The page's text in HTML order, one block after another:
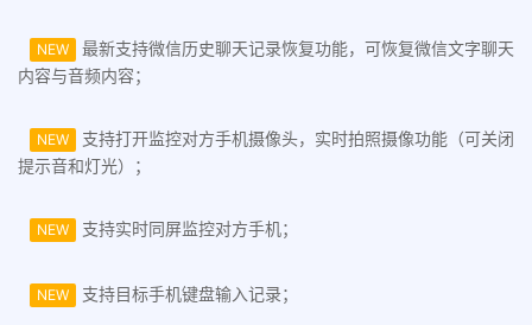
NEW
最新支持微信历史聊天记录恢复功能，可恢复微信文字聊天
内容与音频内容；
NEW
支持打开监控对方手机摄像头，实时拍照摄像功能（可关闭
提示音和灯光）；
NEW 支持实时同屏监控对方手机；
NEW 支持目标手机键盘输入记录；